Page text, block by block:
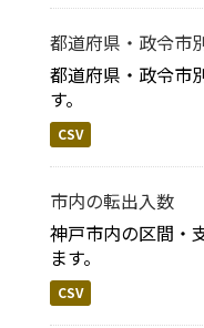
都道府県・政令市
都道府県・政令市
す。
CSV
市内の転出入数
神戸市内の区間・
ます。
CSV